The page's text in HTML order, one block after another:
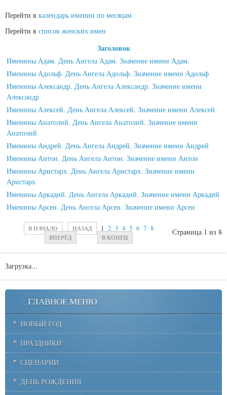
Перейти в календарь именин по месяцам
Перейти в список женских имен
Заголовок
Именины Адам. День Ангела Адам. Значение имени Адам.
Именины Адольф. День Ангела Адольф. Значение имени Адольф
Именины Александр. День Ангела Александр. Значение имени
Александр
Именины Алексей. День Ангела Алексей. Значение имени Алексей
Именины Анатолий. День Ангела Анатолий. Значение имени
Анатолий
Именины Андрей. День Ангела Андрей. Значение имени Андрей
Именины Антон. День Ангела Антон. Значение имени Антон
Именины Аристарх. День Ангела Аристарх. Значение имени
Аристарх
Именины Аркадий. День Ангела Аркадий. Значение имени Аркадий
Именины Арсен. День Ангела Арсен. Значение имени Арсен
Страница 1 из 8
В НАЧАЛО НАЗАД 1 2 3 4 5 6 7 8
ВПЕРЁД
В КОНЕЦ
Загрузка...
ГЛАВНОЕ МЕНЮ
НОВЫЙ ГОД
ПРАЗДНИКИ
СЦЕНАРИИ
ДЕНЬ РОЖДЕНИЯ